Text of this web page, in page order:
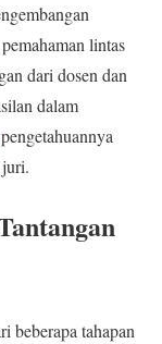
lintas
dari dosen dan
dalam
pengetahuannya
beberapa tahapan